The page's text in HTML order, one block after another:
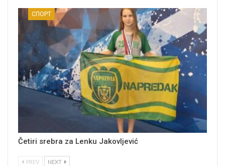
СПОРТ
Četiri srebra za Lenku Jakovljević
PREV NEXT